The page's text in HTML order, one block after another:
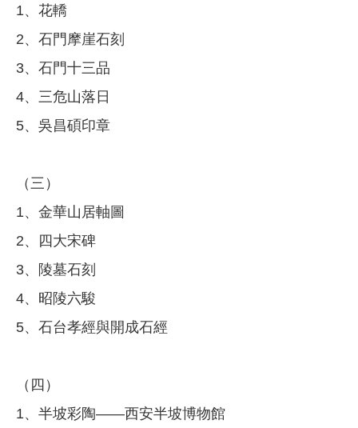
1、花轎
2、石門摩崖石刻
3、石門十三品
4、三危山落日
5、吳昌碩印章
（三）
1、金華山居軸圖
2、四大宋碑
3、陵墓石刻
4、昭陵六駿
5、石台孝經與開成石經
（四）
1、半坡彩陶——西安半坡博物館